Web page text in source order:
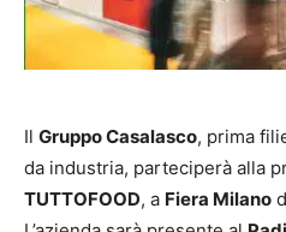
Il Gruppo Casalasco, prima
da industria, parteciperà alla
TUTTOFOOD, a Fiera Milano